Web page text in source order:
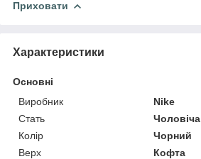
Приховати
Характеристики
Основні
Виробник
Nike
Стать
Чоловіча
Колір
Чорний
Верх
Кофта